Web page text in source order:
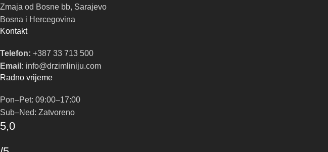
Zmaja od Bosne bb, Sarajevo
Bosna i Hercegovina
Kontakt
Telefon: +387 33 713 500
Email: info@drzimliniju.com
Radno vrijeme
Pon–Pet: 09:00–17:00
Sub–Ned: Zatvoreno
5,0